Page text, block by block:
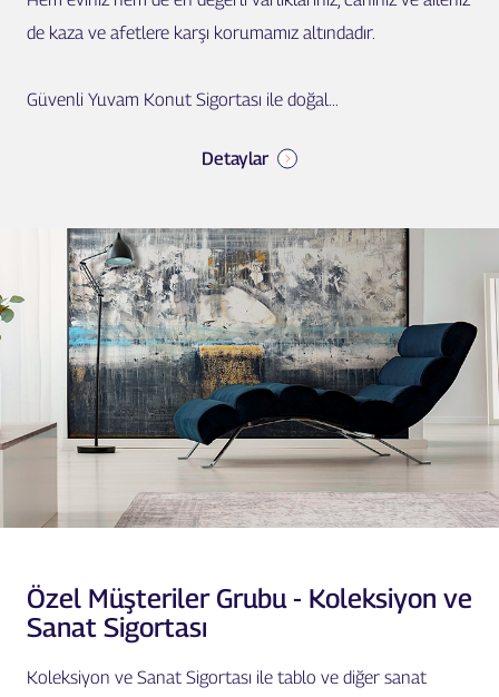
de kaza ve afetlere karşı korumamız altındadır.
Güvenli Yuvam Konut Sigortası ile doğal...
Detaylar
Özel Müşteriler Grubu - Koleksiyon ve
Sanat Sigortası
Koleksiyon ve Sanat Sigortası ile tablo ve diğer sanat